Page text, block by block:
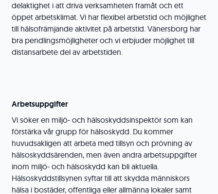
delaktighet i att driva verksamheten framåt och ett
öppet arbetsklimat. Vi har flexibel arbetstid och möjlighet
till hälsofrämjande aktivitet på arbetstid. Vänersborg har
bra pendlingsmöjligheter och vi erbjuder möjlighet till
distansarbete del av arbetstiden.
Arbetsuppgifter
Vi söker en miljö- och hälsoskyddsinspektör som kan
förstärka vår grupp för hälsoskydd. Du kommer
huvudsakligen att arbeta med tillsyn och prövning av
hälsoskyddsärenden, men även andra arbetsuppgifter
inom miljö- och hälsoskydd kan bli aktuella.
Hälsoskyddstillsynen syftar till att skydda människors
hälsa i bostäder, offentliga eller allmänna lokaler samt